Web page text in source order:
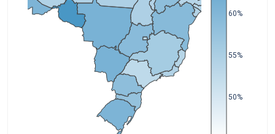
50%
55%
60%